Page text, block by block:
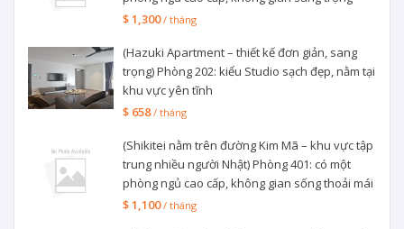
$ 1,300/ tháng
(Hazuki Apartment – thiết kế đơn giản, sang
trọng) Phòng 202: kiểu Studio sạch đẹp, nằm tại
khu vực yên tĩnh
$ 658/ tháng
(Shikitei nằm trên đường Kim Mã – khu vực tập
trung nhiều người Nhật) Phòng 401: có một
phòng ngủ cao cấp, không gian sống thoải mái
$ 1,100/ tháng